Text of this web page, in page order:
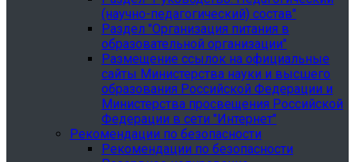
(научно-педагогический) состав"
Раздел "Организация питания в
образовательной организации"
Размещение ссылок на официальные
сайты Министерства науки и высшего
образования Российской Федерации и
Министерства просвещения Российской
Федерации в сети "Интернет"
Рекомендации по безопасности
Рекомендации по безопасности